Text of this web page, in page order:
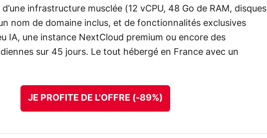
infrastructure musclée (12 vCPU, 48 Go de RAM, disques
nom de domaine inclus, et de fonctionnalités exclusives
IA, une instance NextCloud premium ou encore des
sur 45 jours. Le tout hébergé en France avec un
JE PROFITE DE L'OFFRE (-89%)